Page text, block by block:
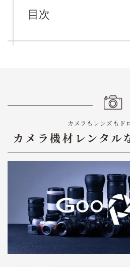
目次
カメラもレンズもド
カメラ機材レンタル